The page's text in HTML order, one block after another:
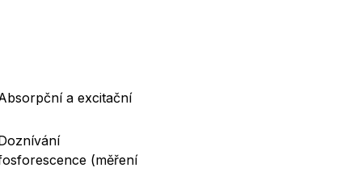
a excitační
(měření